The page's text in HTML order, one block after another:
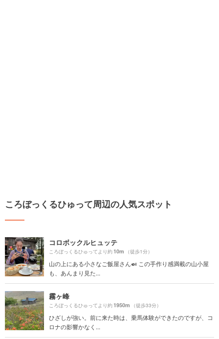
ころぼっくるひゅって周辺の人気スポット
コロボックルヒュッテ
ころぼっくるひゅってより約10m （徒歩1分）
山の上にある小さなご飯屋さん🍛 この手作り感満載の山小屋
も、あんまり見た...
霧ヶ峰
ころぼっくるひゅってより約1950m （徒歩33分）
ひざしが強い。前に来た時は、乗馬体験ができたのですが、コ
ロナの影響かなく...